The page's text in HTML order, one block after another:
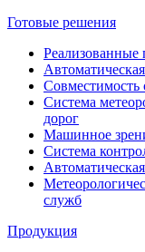
Готовые решения
Реализованные
Система
дорог
Машинное
Система
служб
Продукция